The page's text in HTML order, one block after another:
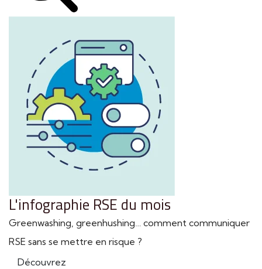
L'infographie RSE du mois
Greenwashing, greenhushing… comment communiquer
RSE sans se mettre en risque ?
Découvrez